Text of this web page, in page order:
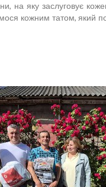
яку заслуговує
кожним татом, який